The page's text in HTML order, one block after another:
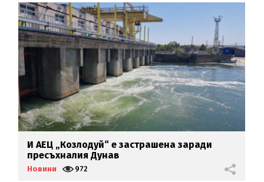
И АЕЦ „Козлодуй“ е застрашена заради
пресъхналия Дунав
Новини 972